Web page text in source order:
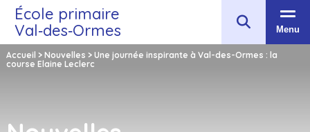
École primaire
Val‑des‑Ormes
Menu
Accueil > Nouvelles > Une journée inspirante à Val-des-Ormes : la
course Elaine Leclerc